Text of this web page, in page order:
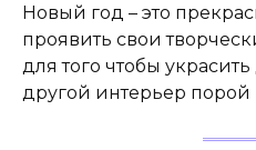
Новый год – это
проявить свои
для того чтобы
другой интерьер порой